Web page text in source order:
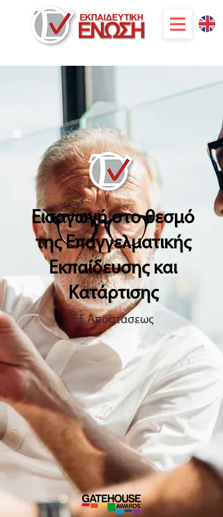
Εισαγωγή στο θεσμό
της Επαγγελματικής
Εκπαίδευσης και
Κατάρτισης
Εξ Αποστάσεως